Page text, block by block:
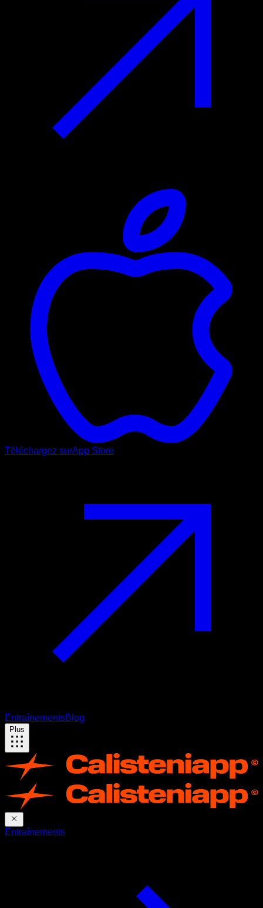
Téléchargez surApp Store
EntraînementsBlog
Plus
Entraînements